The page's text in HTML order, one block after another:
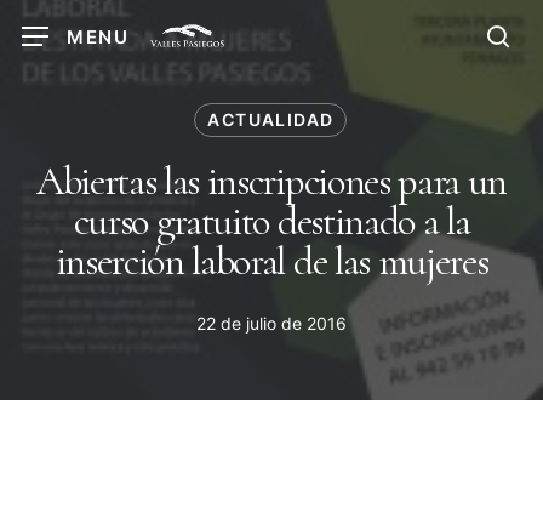
Skip
main
MENU
ACTUALIDAD
Abiertas las inscripciones para un
curso gratuito destinado a la
inserción laboral de las mujeres
22 de julio de 2016